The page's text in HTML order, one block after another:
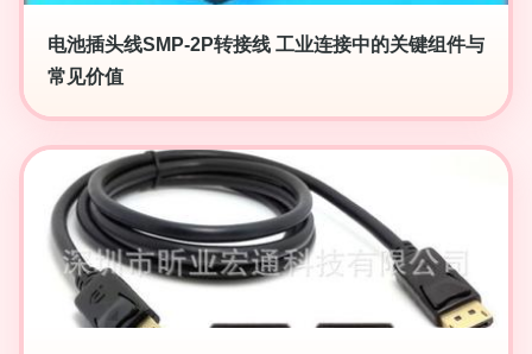
电池插头线SMP-2P转接线 工业连接中的关键组件与
常见价值